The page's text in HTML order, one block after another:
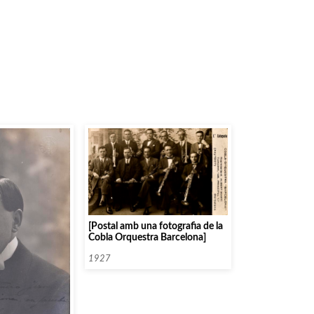
[Postal amb una fotografia de la
Cobla Orquestra Barcelona]
1927